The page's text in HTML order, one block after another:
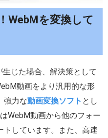
WebMを変換して
じた場合、解決策として
動画をより汎用的な形
強力な動画変換ソフト とし
WebM動画から他のフォー
トしています。また、高速